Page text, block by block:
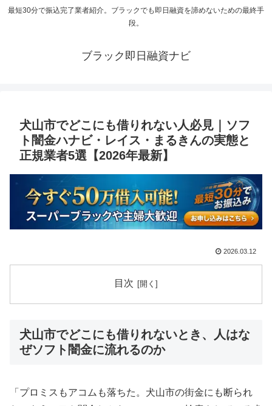
最短30分で振込完了業者紹介。ブラックでも即日融資を諦めないための最終手
段。
ブラック即日融資ナビ
犬山市でどこにも借りれない人必見｜ソフ
ト闇金ハナビ・レイス・まるきんの実態と
正規業者5選【2026年最新】
2026.03.12
目次
犬山市でどこにも借りれないとき、人はな
ぜソフト闇金に流れるのか
「プロミスもアコムも落ちた。犬山市の街金にも断られ